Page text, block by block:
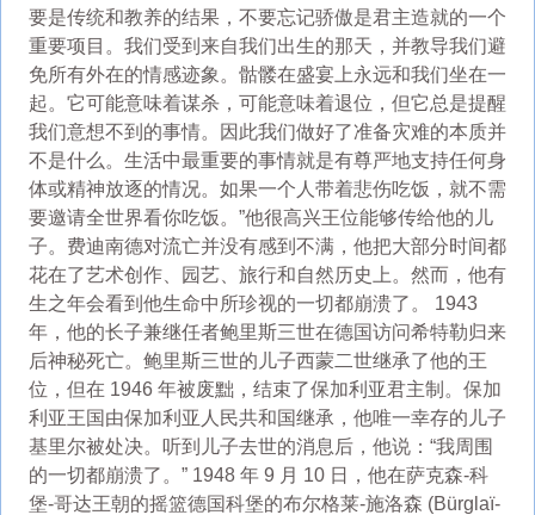
要是传统和教养的结果，不要忘记骄傲是君主造就的一个
重要项目。我们受到来自我们出生的那天，并教导我们避
免所有外在的情感迹象。骷髅在盛宴上永远和我们坐在一
起。它可能意味着谋杀，可能意味着退位，但它总是提醒
我们意想不到的事情。因此我们做好了准备灾难的本质并
不是什么。生活中最重要的事情就是有尊严地支持任何身
体或精神放逐的情况。如果一个人带着悲伤吃饭，就不需
要邀请全世界看你吃饭。”他很高兴王位能够传给他的儿
子。费迪南德对流亡并没有感到不满，他把大部分时间都
花在了艺术创作、园艺、旅行和自然历史上。然而，他有
生之年会看到他生命中所珍视的一切都崩溃了。 1943
年，他的长子兼继任者鲍里斯三世在德国访问希特勒归来
后神秘死亡。鲍里斯三世的儿子西蒙二世继承了他的王
位，但在 1946 年被废黜，结束了保加利亚君主制。保加
利亚王国由保加利亚人民共和国继承，他唯一幸存的儿子
基里尔被处决。听到儿子去世的消息后，他说：“我周围
的一切都崩溃了。” 1948 年 9 月 10 日，他在萨克森-科
堡-哥达王朝的摇篮德国科堡的布尔格莱-施洛森 (Bürglaï-